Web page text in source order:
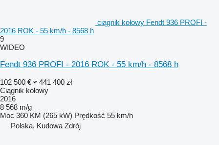
ciągnik kołowy Fendt 936 PROFI -
2016 ROK - 55 km/h - 8568 h
9
WIDEO
Fendt 936 PROFI - 2016 ROK - 55 km/h - 8568 h
102 500 € ≈ 441 400 zł
Ciągnik kołowy
2016
8 568 m/g
Moc 360 KM (265 kW) Prędkość 55 km/h
Polska, Kudowa Zdrój